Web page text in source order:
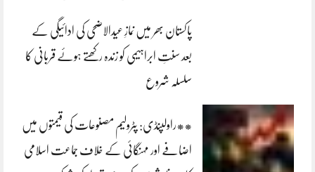
پاکستان بھر میں نمازِ عیدالاضحی کی ادائیگی کے
بعد سنتِ ابراہیمی کو زندہ رکھتے ہوئے قربانی کا
سلسلہ شروع
**راولپنڈی: پٹرولیم مصنوعات کی قیمتوں میں
اضافے اور مہنگائی کے خلاف جماعت اسلامی